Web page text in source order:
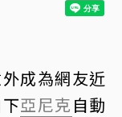
成為網友近
亞尼克 自動